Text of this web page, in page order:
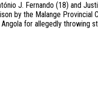
J. Fernando (18) and
by the Malange
for allegedly throwing